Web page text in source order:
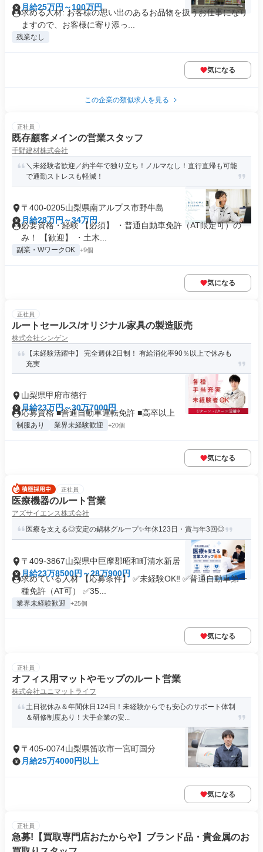
月給25万円～100万円
求める人材: お客様の思い出のあるお品物を扱うお仕事になり
ますので、お客様に寄り添っ...
残業なし
気になる
この企業の類似求人を見る
正社員
既存顧客メインの営業スタッフ
千野建材株式会社
＼未経験者歓迎／約半年で独り立ち！ノルマなし！直行直帰も可能
で通勤ストレスも軽減！
〒400-0205山梨県南アルプス市野牛島
月給28万円～34万円
必要資格・経験 【必須】 ・普通自動車免許（AT限定可）の
み！ 【歓迎】 ・土木...
副業・WワークOK +9個
気になる
正社員
ルートセールス/オリジナル家具の製造販売
株式会社シンゲン
【未経験活躍中】 完全週休2日制！ 有給消化率90％以上で休みも
充実
山梨県甲府市徳行
月給23万円～30万7000円
応募資格 ■普通自動車運転免許 ■高卒以上
制服あり 業界未経験歓迎 +20個
気になる
正社員
医療機器のルート営業
アズサイエンス株式会社
医療を支える◎安定の鍋林グループ✨年休123日・賞与年3回◎
〒409-3867山梨県中巨摩郡昭和町清水新居
月給23万8500円～28万900円
求めている人材 【応募条件】 ✅未経験OK‼ ✅普通自動車第一
種免許（AT可） ✅35...
業界未経験歓迎 +25個
気になる
正社員
オフィス用マットやモップのルート営業
株式会社ユニマットライフ
土日祝休み＆年間休日124日！未経験からでも安心のサポート体制
＆研修制度あり！大手企業の安...
〒405-0074山梨県笛吹市一宮町国分
月給25万4000円以上
気になる
正社員
急募!【買取専門店おたからや】ブランド品・貴金属のお